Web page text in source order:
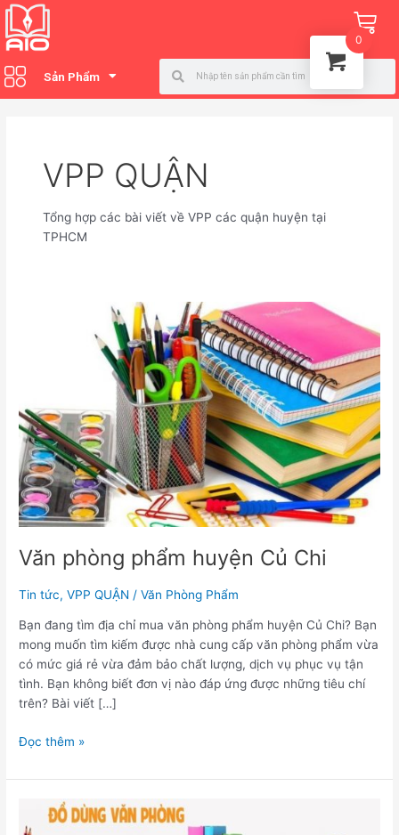
Nhảy
tới
nội
dung
Sản Phẩm
Search
VPP QUẬN
Tổng hợp các bài viết về VPP các quận huyện tại
TPHCM
Văn phòng phẩm huyện Củ Chi
Tin tức,VPP QUẬN /Văn Phòng Phẩm
Bạn đang tìm địa chỉ mua văn phòng phẩm huyện Củ Chi? Bạn
mong muốn tìm kiếm được nhà cung cấp văn phòng phẩm vừa
có mức giá rẻ vừa đảm bảo chất lượng, dịch vụ phục vụ tận
tình. Bạn không biết đơn vị nào đáp ứng được những tiêu chí
trên? Bài viết […]
Chi
Đọc thêm »
phòng
Phân
trang
bài
đăng
0